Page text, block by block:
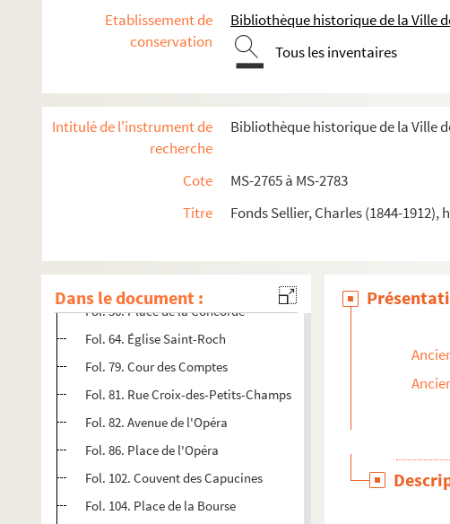
Etablissement de
conservation
Bibliothèque historique de la Ville
Tous les inventaires
Intitulé de l'instrument de
recherche
Bibliothèque historique de la Ville
Cote
MS-2765 à MS-2783
Titre
Fonds Sellier, Charles (1844-1912),
Dans le document :
2-MS-2776. Montmartre (fin)
2-MS-2777. Quartiers divers de Paris
2-MS-2779. Fouilles archéologiques à Paris : tome 2
2-MS-2780. Fouilles archéologiques à Paris : tome 3
Fol. 1. Enceinte de Philippe Auguste
Fol. 56. Place de la Concorde
Fol. 64. Église Saint-Roch
Fol. 79. Cour des Comptes
Fol. 81. Rue Croix-des-Petits-Champs
Fol. 82. Avenue de l'Opéra
Fol. 86. Place de l'Opéra
Fol. 102. Couvent des Capucines
Fol. 104. Place de la Bourse